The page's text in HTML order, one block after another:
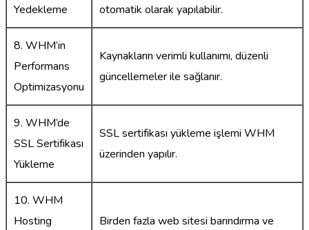
Yedekleme
otomatik olarak yapılabilir.
8. WHM’in
Performans
Optimizasyonu
Kaynakların verimli kullanımı, düzenli
güncellemeler ile sağlanır.
9. WHM’de
SSL Sertifikası
Yükleme
SSL sertifikası yükleme işlemi WHM
üzerinden yapılır.
10. WHM
Hosting
Birden fazla web sitesi barındırma ve